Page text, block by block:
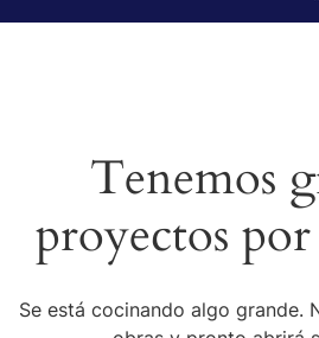
Tenemos
proyectos
Se está cocinando algo grande.